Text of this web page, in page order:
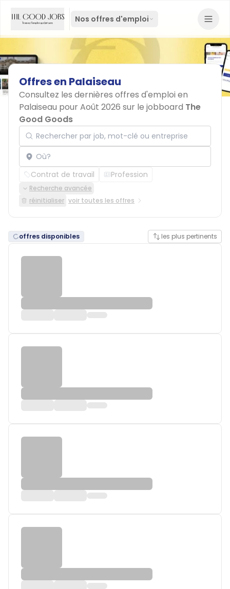
Nos offres d'emploi
Offresen Palaiseau
Consultez les dernières offres d'emploi en
Palaiseau pour Août 2026 sur le jobboard The
Good Goods
Rechercher par job, mot-clé ou entreprise
Localisation
Contrat de travail Profession
Recherche avancée
réinitialiser voir toutes les offres
offres disponibles les plus pertinents